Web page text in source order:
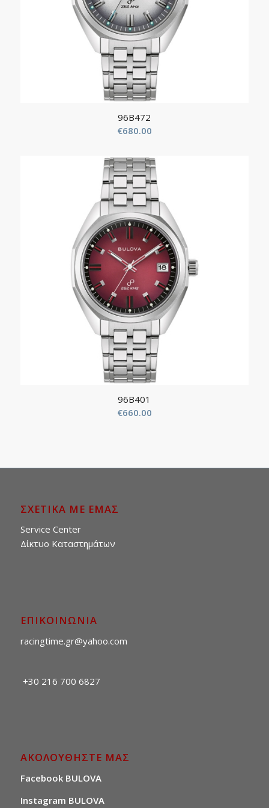
96B472
€680.00
96B401
€660.00
ΣΧΕΤΙΚΑ ΜΕ ΕΜΑΣ
Service Center
Δίκτυο Καταστημάτων
ΕΠΙΚΟΙΝΩΝΙΑ
racingtime.gr@yahoo.com
+30 216 700 6827
ΑΚΟΛΟΥΘΗΣΤΕ ΜΑΣ
Facebook BULOVA
Instagram BULOVA